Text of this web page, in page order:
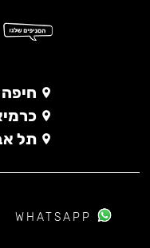
חיפה
תל
WHATSAPP